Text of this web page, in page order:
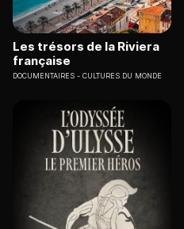
Les trésors de la Riviera
française
DOCUMENTAIRES CULTURES DU MONDE